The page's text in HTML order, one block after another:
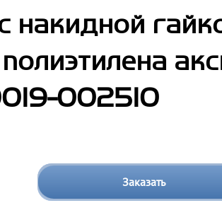
накидной
002510
Заказать